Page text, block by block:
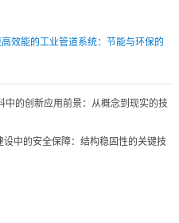
效能的工业管道系统：节能与环保的
中的创新应用前景：从概念到现实的技
中的安全保障：结构稳固性的关键技